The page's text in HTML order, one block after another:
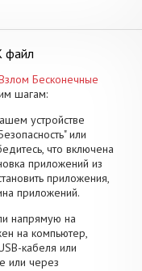
файл
Бесконечные
шагам:
устройстве
или
что включена
приложений из
приложения,
приложений.
напрямую на
на компьютер,
кабеля или
или через